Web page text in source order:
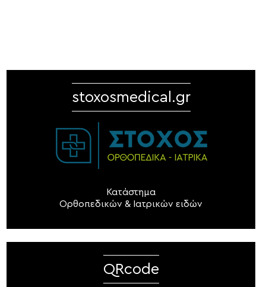
stoxosmedical.gr
Κατάστημα
Ορθοπεδικών & Ιατρικών ειδών
QRcode